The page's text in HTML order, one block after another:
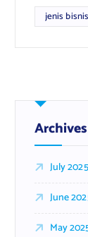
jenis
Archives
July 2025
June
May